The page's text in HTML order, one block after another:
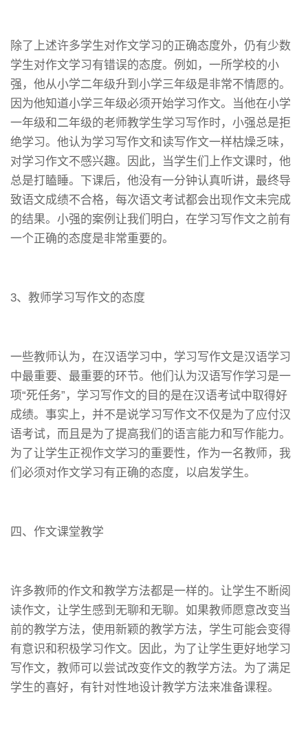
除了上述许多学生对作文学习的正确态度外，仍有少数
学生对作文学习有错误的态度。例如，一所学校的小
强，他从小学二年级升到小学三年级是非常不情愿的。
因为他知道小学三年级必须开始学习作文。当他在小学
一年级和二年级的老师教学生学习写作时，小强总是拒
绝学习。他认为学习写作文和读写作文一样枯燥乏味，
对学习作文不感兴趣。因此，当学生们上作文课时，他
总是打瞌睡。下课后，他没有一分钟认真听讲，最终导
致语文成绩不合格，每次语文考试都会出现作文未完成
的结果。小强的案例让我们明白，在学习写作文之前有
一个正确的态度是非常重要的。
3、教师学习写作文的态度
一些教师认为，在汉语学习中，学习写作文是汉语学习
中最重要、最重要的环节。他们认为汉语写作学习是一
项“死任务”，学习写作文的目的是在汉语考试中取得好
成绩。事实上，并不是说学习写作文不仅是为了应付汉
语考试，而且是为了提高我们的语言能力和写作能力。
为了让学生正视作文学习的重要性，作为一名教师，我
们必须对作文学习有正确的态度，以启发学生。
四、作文课堂教学
许多教师的作文和教学方法都是一样的。让学生不断阅
读作文，让学生感到无聊和无聊。如果教师愿意改变当
前的教学方法，使用新颖的教学方法，学生可能会变得
有意识和积极学习作文。因此，为了让学生更好地学习
写作文，教师可以尝试改变作文的教学方法。为了满足
学生的喜好，有针对性地设计教学方法来准备课程。